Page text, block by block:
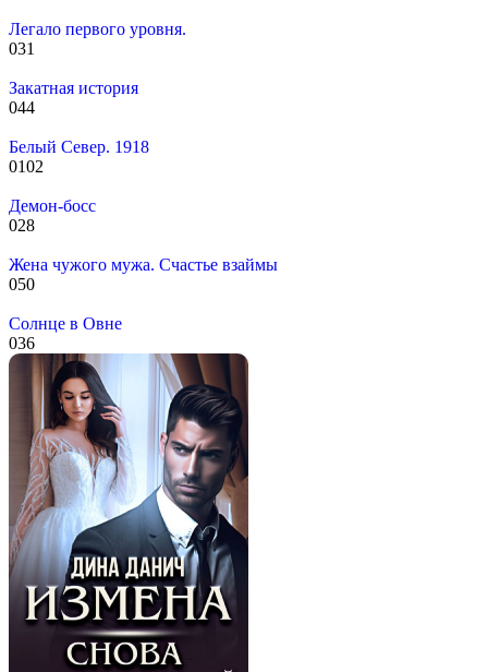
Легало первого уровня.
031
Закатная история
044
Белый Север. 1918
0102
Демон-босс
028
Жена чужого мужа. Счастье взаймы
050
Солнце в Овне
036